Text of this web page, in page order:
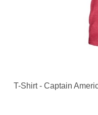
T-Shirt - Captain